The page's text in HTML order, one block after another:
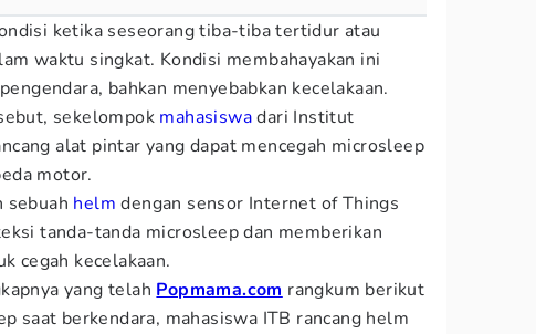
ketika seseorang tiba-tiba tertidur atau
waktu singkat. Kondisi membahayakan ini
bahkan menyebabkan kecelakaan.
sekelompok mahasiswadari Institut
alat pintar yang dapat mencegah microsleep
motor.
helm dengan sensor Internet of Things
tanda-tanda microsleep dan memberikan
cegah kecelakaan.
yang telah Popmama.com rangkum berikut
saat berkendara, mahasiswa ITB rancang helm